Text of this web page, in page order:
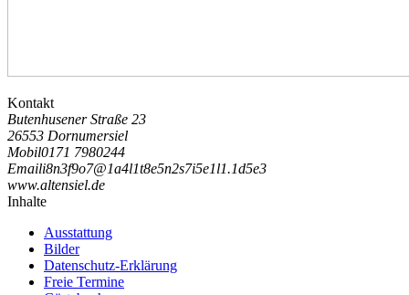
Kontakt
Butenhusener Straße 23
26553 Dornumersiel
Mobil0171 7980244
Emaili8n3f9o7@1a4l1t8e5n2s7i5e1l1.1d5e3
www.altensiel.de
Inhalte
Ausstattung
Bilder
Datenschutz-Erklärung
Freie Termine